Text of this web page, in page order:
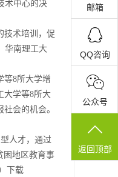
术中心的决
技术培训，促
华南理工大
等8所大学增
大学等8所大
会的机会。
人才，通过
困地区教育事
下载
邮箱
QQ咨询
公众号
返回顶部